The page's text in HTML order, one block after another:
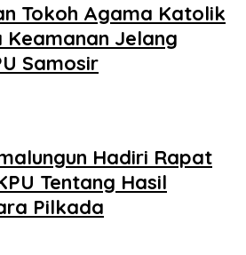
Tokoh Agama Katolik
Keamanan Jelang
Samosir
Hadiri Rapat
Tentang Hasil
Pilkada